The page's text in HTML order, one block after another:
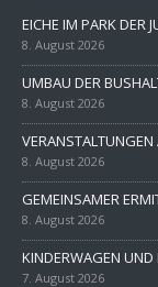
EICHE IM PARK DER
8. August 2026
UMBAU DER
8. August 2026
8. August 2026
GEMEINSAMER
8. August 2026
KINDERWAGEN UND
7. August 2026